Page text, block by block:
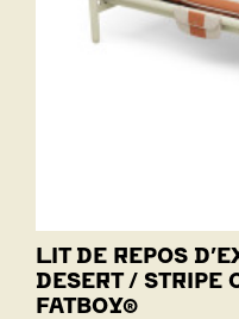
LIT DE REPOS
DESERT / STRIPE
FATBOY®